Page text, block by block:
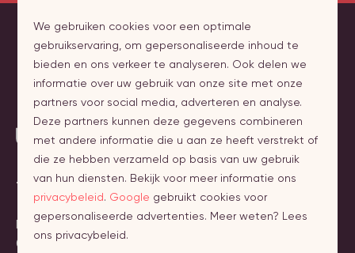
Veilig betalen
Telefoon: +31 (0)118 236060
Maandag t/m zaterdag
09:00 tot 17:00 uur.
We gebruiken cookies voor een optimale
gebruikservaring, om gepersonaliseerde inhoud te
bieden en ons verkeer te analyseren. Ook delen we
informatie over uw gebruik van onze site met onze
partners voor social media, adverteren en analyse.
Deze partners kunnen deze gegevens combineren
met andere informatie die u aan ze heeft verstrekt of
die ze hebben verzameld op basis van uw gebruik
van hun diensten. Bekijk voor meer informatie ons
privacybeleid. Google gebruikt cookies voor
gepersonaliseerde advertenties. Meer weten? Lees
ons privacybeleid.